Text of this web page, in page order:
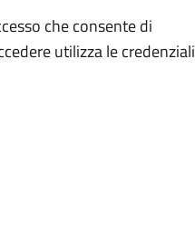
che consente di
utilizza le credenziali